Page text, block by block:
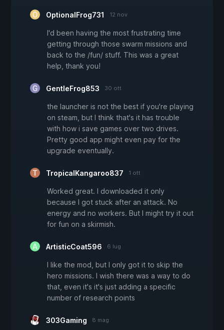
OptionalFrog731 12 nov
I'd been having the most frustrating time
getting through those swarm missions and
back to the /fun/ stuff. This was a great
help, thank you!
GentleFrog853 30 ott
the launcher is not the best if you're playing
on steam, but I think that's it has trouble
with how i save games over two drives.
Pretty good app might even pay for the
upgrade eventually.
TropicalKangaroo837 1 ott
Worked great. I downloaded it only
because I got stuck after an attack. No
energy and no workers. But I might try it out
for fun on a skirmish.
ArtisticCoat596 6 lug
I like the mod, but I only got it to skip the
hero missions. I wish there was a way to do
that, even it's it's just adding a specific
number of research points
303Gaming 8 mag